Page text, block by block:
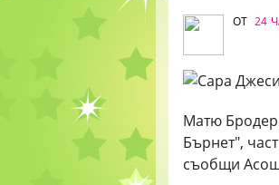
ОТ 24
Матю
Бърнет",
съобщи